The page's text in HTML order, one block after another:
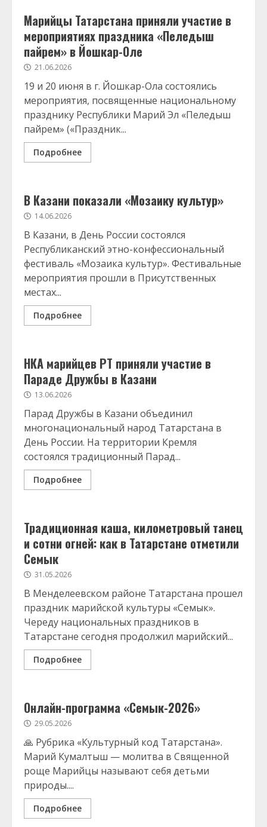
Марийцы Татарстана приняли участие в
мероприятиях праздника «Пеледыш
пайрем» в Йошкар-Оле
21.06.2026
19 и 20 июня в г. Йошкар-Ола состоялись
мероприятия, посвященные национальному
празднику Республики Марий Эл «Пеледыш
пайрем» («Праздник...
Подробнее
В Казани показали «Мозаику культур»
14.06.2026
В Казани, в День России состоялся
Республиканский этно-конфессиональный
фестиваль «Мозаика культур». Фестивальные
мероприятия прошли в Присутственных
местах...
Подробнее
НКА марийцев РТ приняли участие в
Параде Дружбы в Казани
13.06.2026
Парад Дружбы в Казани объединил
многонациональный народ Татарстана в
День России. На территории Кремля
состоялся традиционный Парад...
Подробнее
Традиционная каша, километровый танец
и сотни огней: как в Татарстане отметили
Семык
31.05.2026
В Менделеевском районе Татарстана прошел
праздник марийской культуры «Семык».
Череду национальных праздников в
Татарстане сегодня продолжил марийский...
Подробнее
Онлайн-программа «Семык-2026»
29.05.2026
🙏 Рубрика «Культурный код Татарстана».
Марий Кумалтыш — молитва в Священной
роще Марийцы называют себя детьми
природы....
Подробнее